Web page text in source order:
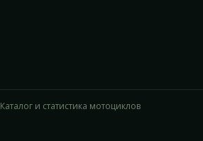
Каталог и статистика мотоциклов